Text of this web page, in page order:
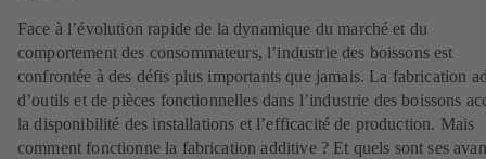
Face à l’évolution rapide de la dynamique du marché et du
comportement des consommateurs, l’industrie des boissons est
confrontée à des défis plus importants que jamais. La fabrication
d’outils et de pièces fonctionnelles dans l’industrie des boissons
la disponibilité des installations et l’efficacité de production. Mais
comment fonctionne la fabrication additive ? Et quels sont ses